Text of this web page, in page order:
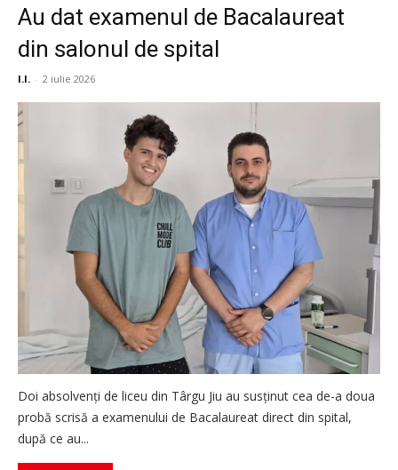
Au dat examenul de Bacalaureat
din salonul de spital
I.I. - 2 iulie 2026
Doi absolvenți de liceu din Târgu Jiu au susținut cea de-a doua
probă scrisă a examenului de Bacalaureat direct din spital,
după ce au...